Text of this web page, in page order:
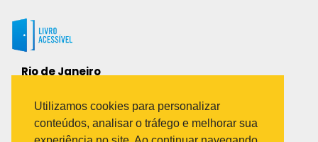
Rio de Janeiro
Bairro Industrial do Jacaré
Rio de Janeiro – RJ – CEP: 20970-031
Utilizamos cookies para personalizar
conteúdos, analisar o tráfego e melhorar sua